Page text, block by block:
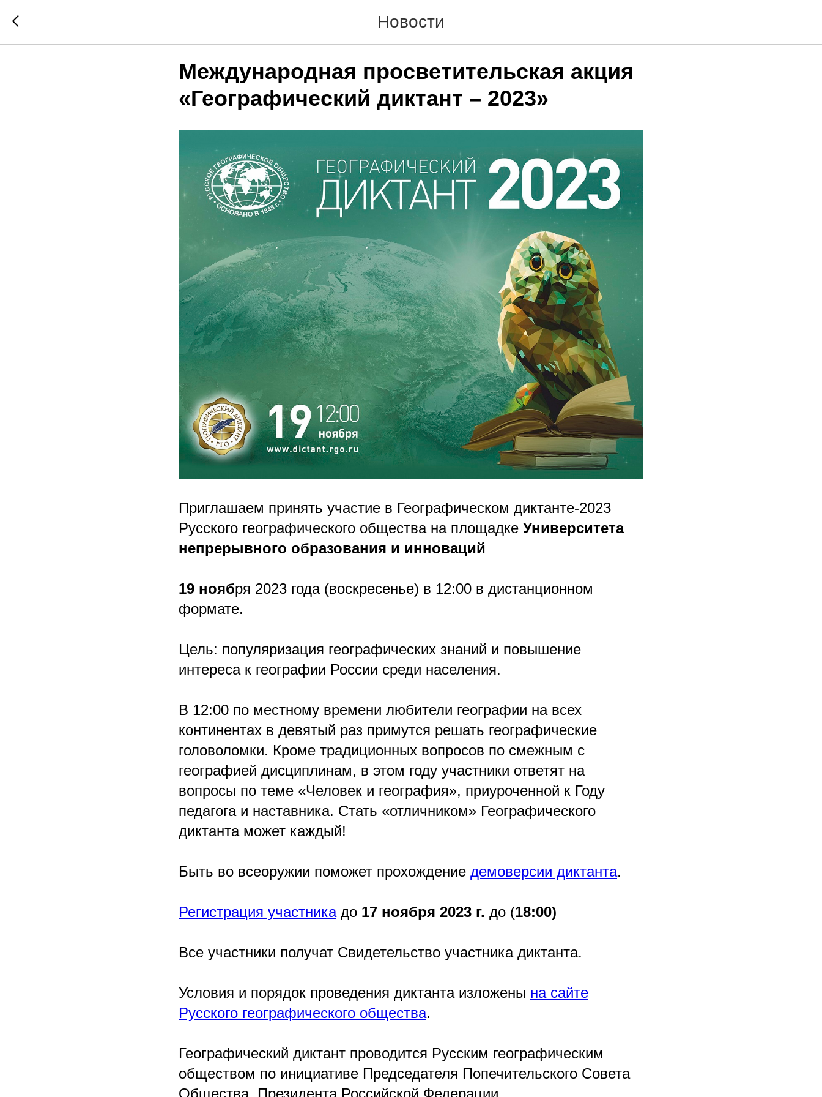
Новости
Международная просветительская акция
«Географический диктант – 2023»
Приглашаем принять участие в Географическом диктанте-2023
Русского географического общества на площадке Университета
непрерывного образования и инноваций
19 ноября 2023 года (воскресенье) в 12:00 в дистанционном
формате.
Цель: популяризация географических знаний и повышение
интереса к географии России среди населения.
В 12:00 по местному времени любители географии на всех
континентах в девятый раз примутся решать географические
головоломки. Кроме традиционных вопросов по смежным с
географией дисциплинам, в этом году участники ответят на
вопросы по теме «Человек и география», приуроченной к Году
педагога и наставника. Стать «отличником» Географического
диктанта может каждый!
Быть во всеоружии поможет прохождение демоверсии диктанта.
Регистрация участникадо 17 ноября 2023 г. до (18:00)
Все участники получат Свидетельство участника диктанта.
Условия и порядок проведения диктанта изложены на сайте
Русского географического общества.
Географический диктант проводится Русским географическим
обществом по инициативе Председателя Попечительского Совета
Общества, Президента Российской Федерации